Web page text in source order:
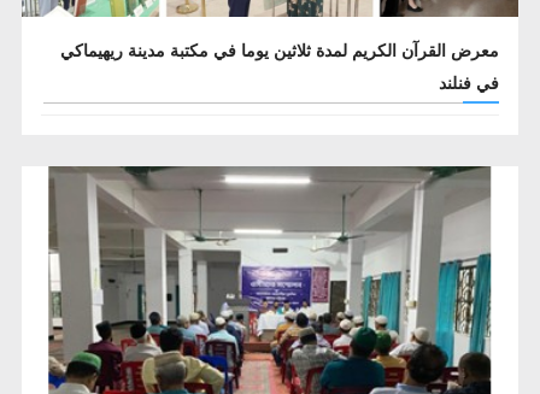
معرض القرآن الكريم لمدة ثلاثين يوما في مكتبة مدينة ريهيماكي
في فنلند